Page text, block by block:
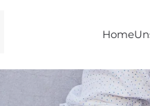
Home